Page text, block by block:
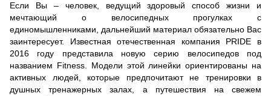
Если Вы – человек, ведущий здоровый способ жизни и
мечтающий о велосипедных прогулках с
единомышленниками, дальнейший материал обязательно Вас
заинтересует. Известная отечественная компания PRIDE в
2016 году представила новую серию велосипедов под
названием Fitness. Модели этой линейки ориентированы на
активных людей, которые предпочитают не тренировки в
душных тренажерных залах, а путешествия на свежем